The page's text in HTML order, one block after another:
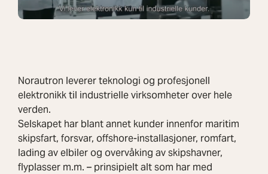
Norautron leverer teknologi og profesjonell
elektronikk til industrielle virksomheter over hele
verden.
Selskapet har blant annet kunder innenfor maritim
skipsfart, forsvar, offshore-installasjoner, romfart,
lading av elbiler og overvåking av skipshavner,
flyplasser m.m. – prinsipielt alt som har med